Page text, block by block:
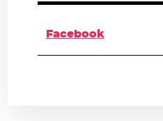
Facebook